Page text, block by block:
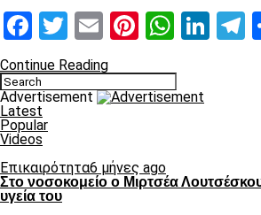
Facebook
Twitter
EmailPinterest
Continue Reading
Advertisement
Latest
Popular
Videos
Επικαιρότητα6 μήνες ago
Στο νοσοκομείο ο Μιρτσέα
υγεία του